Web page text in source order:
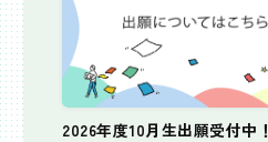
2026年度10月生出願受付中！